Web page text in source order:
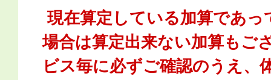
現在算定している加算であっ
場合は算定出来ない加算もご
ビス毎に必ずご確認のうえ、